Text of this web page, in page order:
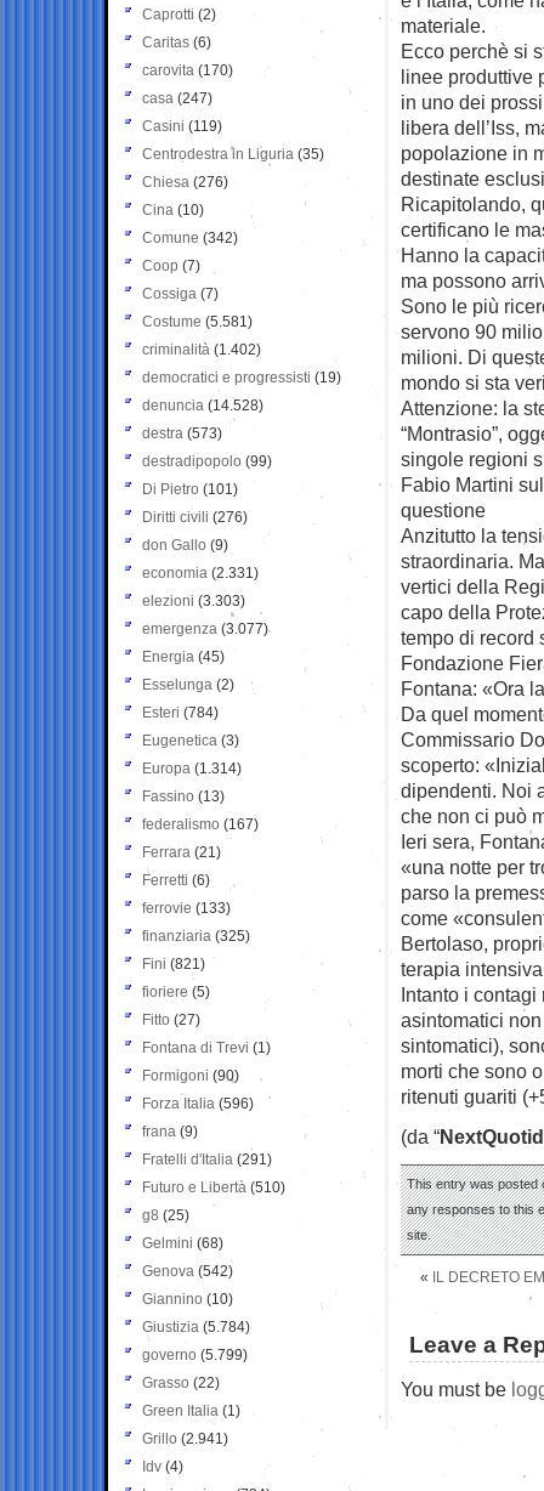
materiale.
Ecco perchè si
linee produttive
in uno dei
libera dell’Iss,
popolazione in
destinate
Ricapitolando,
certificano le
Hanno la
ma possono
Sono le più
servono 90
milioni. Di
mondo si sta
Attenzione: la
“Montrasio”,
singole regioni
Fabio Martini
questione
Anzitutto la
straordinaria.
vertici della
capo della
tempo di record
Fondazione
Fontana: «Ora
Da quel
Commissario
scoperto:
dipendenti. Noi
che non ci può
Ieri sera,
«una notte per
parso la
come
Bertolaso,
terapia
Intanto i
asintomatici
sintomatici),
morti che sono
ritenuti guariti
(da “
This entry was posted
any responses to this
site.
« IL DECRETO
Leave a
You must be
Caprotti (2)
Caritas (6)
carovita (170)
casa (247)
Casini (119)
Centrodestra in Liguria (35)
Chiesa (276)
Cina (10)
Comune (342)
Coop (7)
Cossiga (7)
Costume (5.581)
criminalità (1.402)
democratici e progressisti (19)
denuncia (14.528)
destra (573)
destradipopolo (99)
Di Pietro (101)
Diritti civili (276)
don Gallo (9)
economia (2.331)
elezioni (3.303)
emergenza (3.077)
Energia (45)
Esselunga (2)
Esteri (784)
Eugenetica (3)
Europa (1.314)
Fassino (13)
federalismo (167)
Ferrara (21)
Ferretti (6)
ferrovie (133)
finanziaria (325)
Fini (821)
fioriere (5)
Fitto (27)
Fontana di Trevi (1)
Formigoni (90)
Forza Italia (596)
frana (9)
Fratelli d'Italia (291)
Futuro e Libertà (510)
g8 (25)
Gelmini (68)
Genova (542)
Giannino (10)
Giustizia (5.784)
governo (5.799)
Grasso (22)
Green Italia (1)
Grillo (2.941)
Idv (4)